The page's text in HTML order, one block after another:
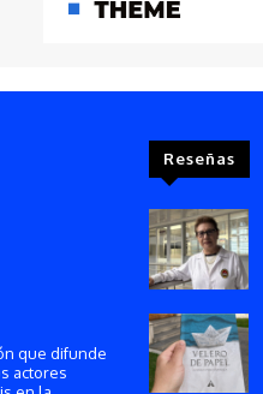
que difunde
actores
Reseñas